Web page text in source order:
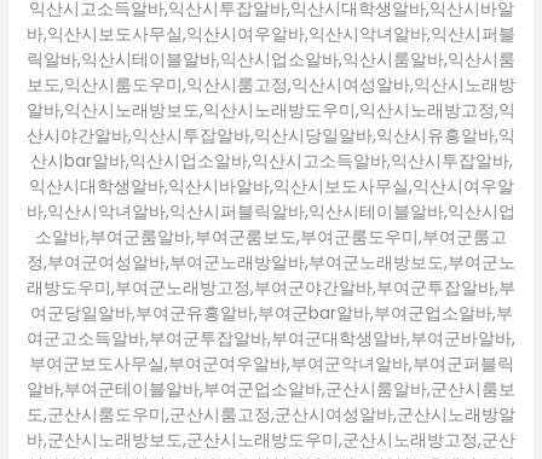
익산시고소득알바,익산시투잡알바,익산시대학생알바,익산시바알
바,익산시보도사무실,익산시여우알바,익산시악녀알바,익산시퍼블
릭알바,익산시테이블알바,익산시업소알바,익산시룸알바,익산시룸
보도,익산시룸도우미,익산시룸고정,익산시여성알바,익산시노래방
알바,익산시노래방보도,익산시노래방도우미,익산시노래방고정,익
산시야간알바,익산시투잡알바,익산시당일알바,익산시유흥알바,익
산시bar알바,익산시업소알바,익산시고소득알바,익산시투잡알바,
익산시대학생알바,익산시바알바,익산시보도사무실,익산시여우알
바,익산시악녀알바,익산시퍼블릭알바,익산시테이블알바,익산시업
소알바,부여군룸알바,부여군룸보도,부여군룸도우미,부여군룸고
정,부여군여성알바,부여군노래방알바,부여군노래방보도,부여군노
래방도우미,부여군노래방고정,부여군야간알바,부여군투잡알바,부
여군당일알바,부여군유흥알바,부여군bar알바,부여군업소알바,부
여군고소득알바,부여군투잡알바,부여군대학생알바,부여군바알바,
부여군보도사무실,부여군여우알바,부여군악녀알바,부여군퍼블릭
알바,부여군테이블알바,부여군업소알바,군산시룸알바,군산시룸보
도,군산시룸도우미,군산시룸고정,군산시여성알바,군산시노래방알
바,군산시노래방보도,군산시노래방도우미,군산시노래방고정,군산